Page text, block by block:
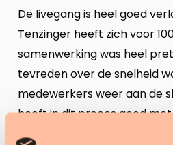
De livegang is heel goed
Tenzinger heeft zich voor
samenwerking was heel
tevreden over de snelheid
medewerkers weer aan de
heeft in dit proces goed
oplossingen aangedragen,